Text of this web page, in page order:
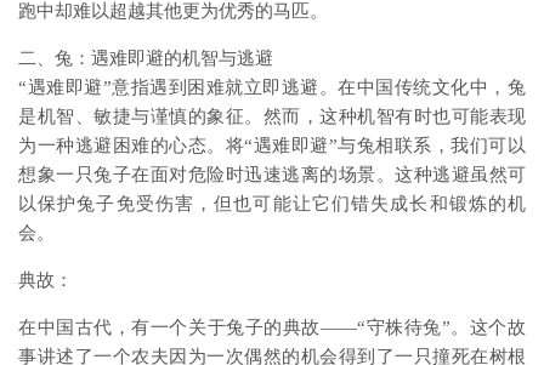
跑中却难以超越其他更为优秀的马匹。
二、兔：遇难即避的机智与逃避
“遇难即避”意指遇到困难就立即逃避。在中国传统文化中，兔
是机智、敏捷与谨慎的象征。然而，这种机智有时也可能表现
为一种逃避困难的心态。将“遇难即避”与兔相联系，我们可以
想象一只兔子在面对危险时迅速逃离的场景。这种逃避虽然可
以保护兔子免受伤害，但也可能让它们错失成长和锻炼的机
会。
典故：
在中国古代，有一个关于兔子的典故——“守株待兔”。这个故
事讲述了一个农夫因为一次偶然的机会得到了一只撞死在树根